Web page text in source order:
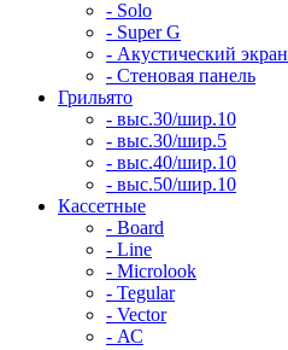
- Solo
- Super G
- Акустический экран
- Стеновая панель
Грильято
- выс.30/шир.10
- выс.30/шир.5
- выс.40/шир.10
- выс.50/шир.10
Кассетные
- Board
- Line
- Microlook
- Tegular
- Vector
- АС